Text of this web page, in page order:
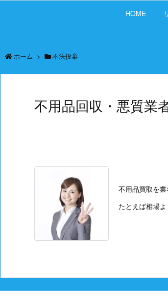
HOME
ホーム > 不法投棄
不用品回収・悪質業
不用品買取を
たとえば相場